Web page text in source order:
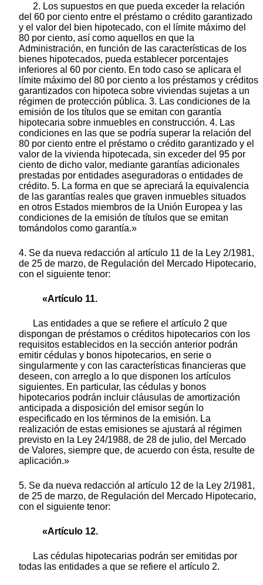
2. Los supuestos en que pueda exceder la relación
del 60 por ciento entre el préstamo o crédito garantizado
y el valor del bien hipotecado, con el límite máximo del
80 por ciento, así como aquellos en que la
Administración, en función de las características de los
bienes hipotecados, pueda establecer porcentajes
inferiores al 60 por ciento. En todo caso se aplicara el
límite máximo del 80 por ciento a los préstamos y créditos
garantizados con hipoteca sobre viviendas sujetas a un
régimen de protección pública. 3. Las condiciones de la
emisión de los títulos que se emitan con garantía
hipotecaria sobre inmuebles en construcción. 4. Las
condiciones en las que se podría superar la relación del
80 por ciento entre el préstamo o crédito garantizado y el
valor de la vivienda hipotecada, sin exceder del 95 por
ciento de dicho valor, mediante garantías adicionales
prestadas por entidades aseguradoras o entidades de
crédito. 5. La forma en que se apreciará la equivalencia
de las garantías reales que graven inmuebles situados
en otros Estados miembros de la Unión Europea y las
condiciones de la emisión de títulos que se emitan
tomándolos como garantía.»
4. Se da nueva redacción al artículo 11 de la Ley 2/1981,
de 25 de marzo, de Regulación del Mercado Hipotecario,
con el siguiente tenor:
«Artículo 11.
Las entidades a que se refiere el artículo 2 que
dispongan de préstamos o créditos hipotecarios con los
requisitos establecidos en la sección anterior podrán
emitir cédulas y bonos hipotecarios, en serie o
singularmente y con las características financieras que
deseen, con arreglo a lo que disponen los artículos
siguientes. En particular, las cédulas y bonos
hipotecarios podrán incluir cláusulas de amortización
anticipada a disposición del emisor según lo
especificado en los términos de la emisión. La
realización de estas emisiones se ajustará al régimen
previsto en la Ley 24/1988, de 28 de julio, del Mercado
de Valores, siempre que, de acuerdo con ésta, resulte de
aplicación.»
5. Se da nueva redacción al artículo 12 de la Ley 2/1981,
de 25 de marzo, de Regulación del Mercado Hipotecario,
con el siguiente tenor:
«Artículo 12.
Las cédulas hipotecarias podrán ser emitidas por
todas las entidades a que se refiere el artículo 2.